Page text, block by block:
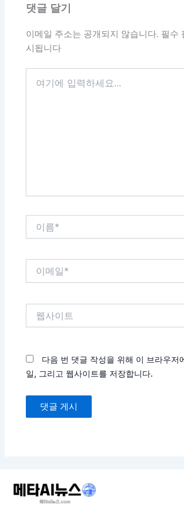
댓글 달기
이메일 주소는 공개되지 않습니다. 필수
시됩니다
다음 번 댓글 작성을 위해 이 브라우저
일, 그리고 웹사이트를 저장합니다.